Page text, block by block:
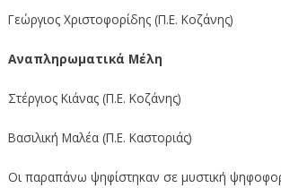
Γεώργιος Χριστοφορίδης (Π.Ε. Κοζάνης)
Αναπληρωματικά Μέλη
Στέργιος Κιάνας (Π.Ε. Κοζάνης)
Βασιλική Μαλέα (Π.Ε. Καστοριάς)
Οι παραπάνω ψηφίστηκαν σε μυστική